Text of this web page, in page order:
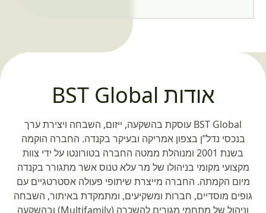
אודות BST Global
BST Global עוסקת בהשקעה, ייזום, השבחה ויצירת ערך
בנכסי נדל”ן בצפון אמריקה ובעיקר בקנדה. החברה הוקמה
בשנת 2001 ומנוהלת ממטה החברה בטורונטו על ידי צוות
מקצועי מקומי בניהולו של מר עלא טנוס אשר מתגורר בקנדה
מיום הקמתה. החברה מייצרת שיתופי פעולה אסטרטגיים עם
גופים מוסדיים, חברות ומשקיעים, ומתמקדת באיתור, השבחה
וניהול של מתחמי מגורים להשכרה (Multifamily) ובהשקעה